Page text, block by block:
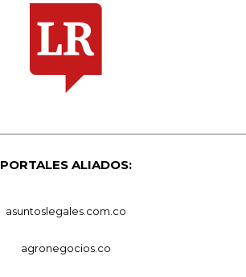
PORTALES ALIADOS:
asuntoslegales.com.co
agronegocios.co